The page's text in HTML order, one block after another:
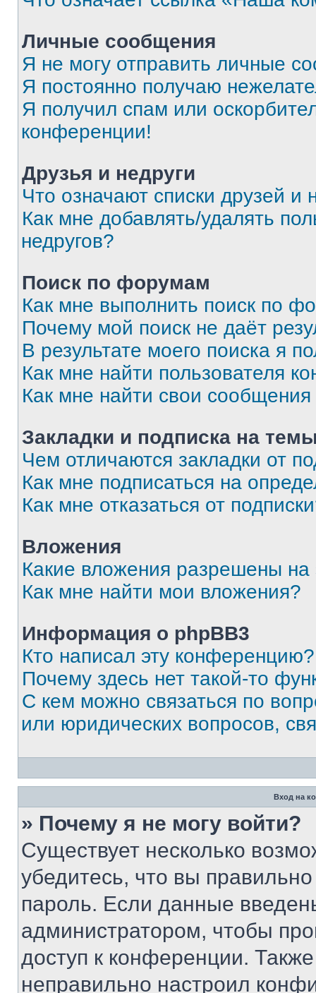
Личные сообщения
Я не могу отправить личные
Я постоянно получаю
Я получил спам или
конференции!
Друзья и недруги
Что означают списки друзей и
Как мне добавлять/удалять
недругов?
Поиск по форумам
Как мне выполнить поиск по
Почему мой поиск не даёт
В результате моего поиска я
Как мне найти пользователя
Как мне найти свои
Закладки и подписка на
Чем отличаются закладки от
Как мне подписаться на
Как мне отказаться от
Вложения
Какие вложения разрешены
Как мне найти мои вложения?
Информация о phpBB3
Кто написал эту конференцию?
Почему здесь нет такой-то
С кем можно связаться по
или юридических вопросов,
Вход на
» Почему я не могу войти?
Существует несколько
убедитесь, что вы
пароль. Если данные
администратором, чтобы
доступ к конференции.
неправильно настроил